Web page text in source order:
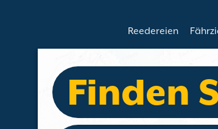
Reedereien
Finden